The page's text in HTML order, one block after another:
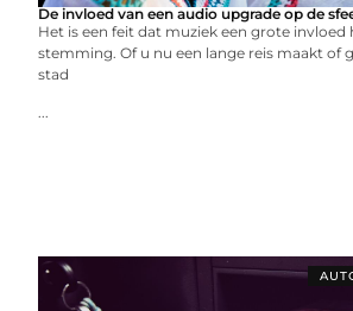
De invloed van een audio upgrade op de
Het is een feit dat muziek een grote invloed
stemming. Of u nu een lange reis maakt of
stad
...